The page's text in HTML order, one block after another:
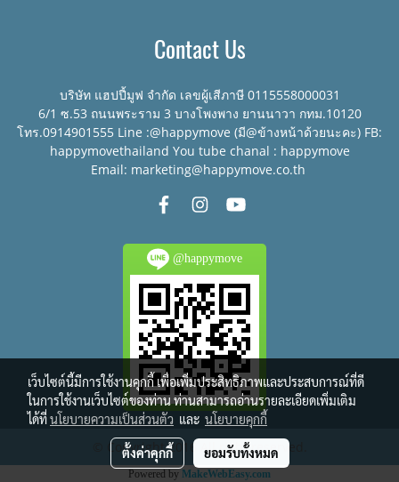
Contact Us
บริษัท แฮปปี้มูฟ จำกัด เลขผู้เสีภาษี 0115558000031
6/1 ซ.53 ถนนพระราม 3 บางโพงพาง ยานนาวา กทม.10120
โทร.0914901555 Line :@happymove (มี@ข้างหน้าด้วยนะคะ) FB:
happymovethailand You tube chanal : happymove
Email: marketing@happymove.co.th
@happymove
© Copyright 2016 All right reserved.
Powered by MakeWebEasy.com
เว็บไซต์นี้มีการใช้งานคุกกี้ เพื่อเพิ่มประสิทธิภาพและประสบการณ์ที่ดี
ในการใช้งานเว็บไซต์ของท่าน ท่านสามารถอ่านรายละเอียดเพิ่มเติม
ได้ที่นโยบายความเป็นส่วนตัว และ นโยบายคุกกี้
ตั้งค่าคุกกี้ ยอมรับทั้งหมด